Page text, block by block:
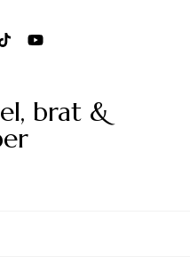
brat &